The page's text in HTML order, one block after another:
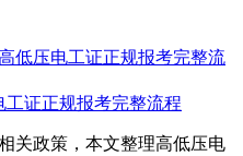
证正规报考完整流程
关政策，本文整理高低压电